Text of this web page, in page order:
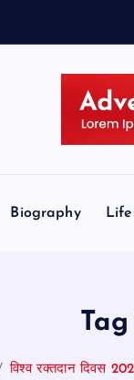
Biography
Tag
विश्व रक्तदान दिवस